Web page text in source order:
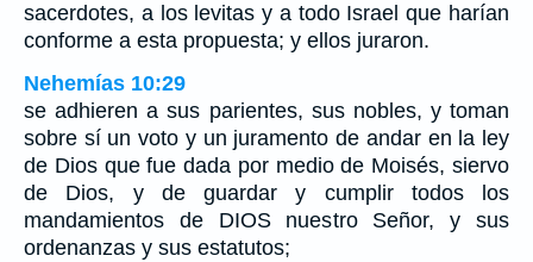
sacerdotes, a los levitas y a todo Israel que harían
conforme a esta propuesta; y ellos juraron.
Nehemías 10:29
se adhieren a sus parientes, sus nobles, y toman
sobre sí un voto y un juramento de andar en la ley
de Dios que fue dada por medio de Moisés, siervo
de Dios, y de guardar y cumplir todos los
mandamientos de DIOS nuestro Señor, y sus
ordenanzas y sus estatutos;